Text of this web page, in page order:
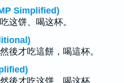
Simplified)
这饼、喝这杯。
後才吃這餅，喝這杯。
後才吃这饼，喝这杯。